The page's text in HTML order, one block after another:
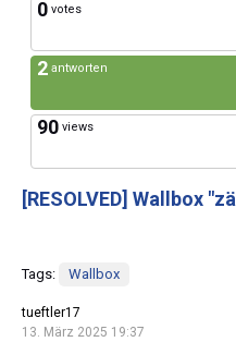
0 votes
2 antworten
90 views
[RESOLVED] Wallbox
Tags: Wallbox
tueftler17
13. März 2025 19:37